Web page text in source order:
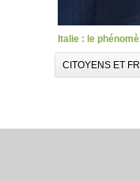
Italie : le
CITOYENS ET